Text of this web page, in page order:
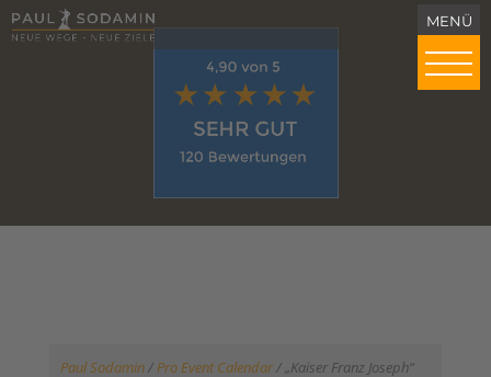
Paul Sodamin/Pro Event Calendar/„Kaiser Franz Joseph“